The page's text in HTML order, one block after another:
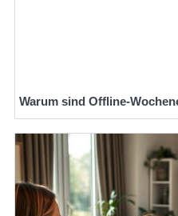
Warum sind Offline-